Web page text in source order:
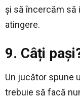
și să încercăm să
atingere.
9. Câți
Un jucător spune
trebuie să facă